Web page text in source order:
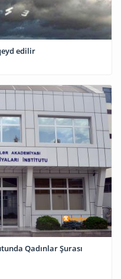
edilir
Qadınlar Şurası